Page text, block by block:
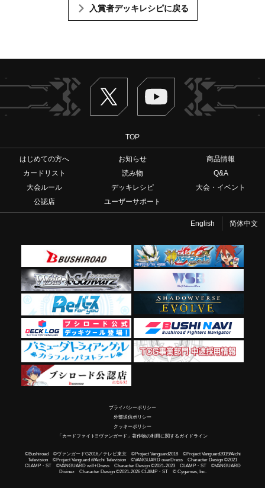
入賞者デッキレシピに戻る
Twitter ヴァンガードch
TOP
はじめての方へ お知らせ
商品情報
カードリスト
読み物
Q&A
大会ルール
デッキレシピ
大会・イベント
公認店
ユーザーサポート
English 简体中文
プライバシーポリシー
外部送信ポリシー
クッキーポリシー
「カードファイト!! ヴァンガード」著作物の利用に関するガイドライン
©Bushiroad ©ヴァンガードG2016／テレビ東京 ©Project Vanguard2018 ©Project Vanguard2019/Aichi
Television ©Project Vanguard if/Aichi Television ©VANGUARD overDress Character Design ©2021
CLAMP・ST ©VANGUARD will+Dress Character Design ©2021-2023 CLAMP・ST ©VANGUARD
Divinez Character Design ©2021-2026 CLAMP・ST © Cygames, Inc.